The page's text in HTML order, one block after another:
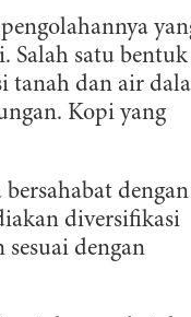
Salah satu bentuk
tanah dan air
Kopi yang
dengan
diversifikasi
dengan